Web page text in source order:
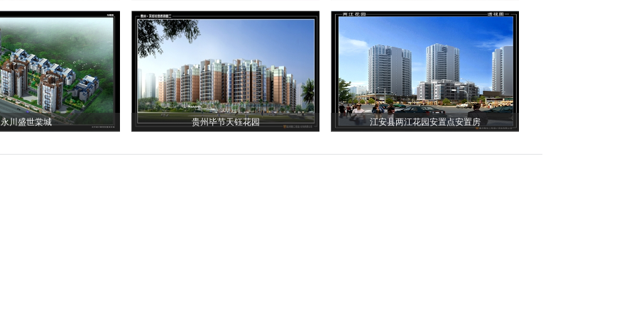
永川盛世棠城 贵州毕节天钰花园 江安县两江花园安置点安置房